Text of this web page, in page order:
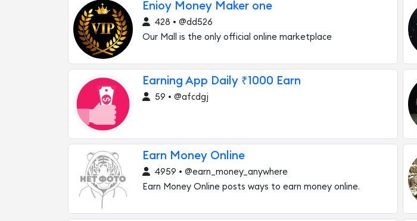
Enioy Money Maker one
428 • @dd526
Our Mall is the only official online marketplace
Earning App Daily ₹1000 Earn
59 • @afcdgj
Earn Money Online
4959 • @earn_money_anywhere
Earn Money Online posts ways to earn money online.